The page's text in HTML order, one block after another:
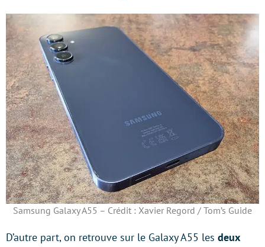
Samsung Galaxy A55 – Crédit : Xavier Regord / Tom’s Guide
D’autre part, on retrouve sur le Galaxy A55 les deux